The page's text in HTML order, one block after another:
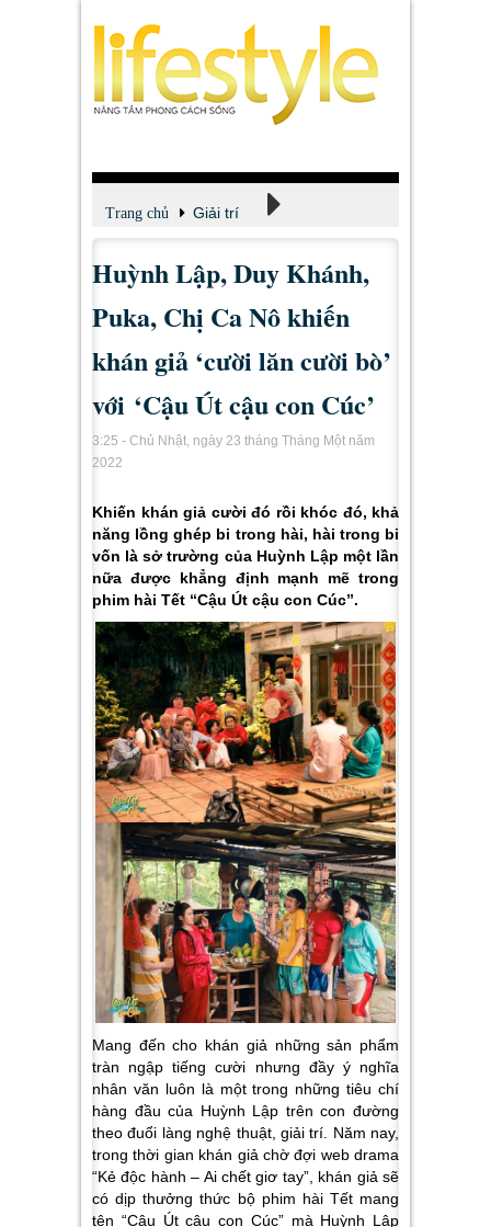
Trang chủ Giải trí
Xem - Nghe - Đọc
Huỳnh Lập, Duy Khánh,
Puka, Chị Ca Nô khiến
khán giả ‘cười lăn cười bò’
với ‘Cậu Út cậu con Cúc’
3:25 - Chủ Nhật, ngày 23 tháng Tháng Một năm
2022
Khiến khán giả cười đó rồi khóc đó, khả
năng lồng ghép bi trong hài, hài trong bi
vốn là sở trường của Huỳnh Lập một lần
nữa được khẳng định mạnh mẽ trong
phim hài Tết “Cậu Út cậu con Cúc”.
Mang đến cho khán giả những sản phẩm
tràn ngập tiếng cười nhưng đầy ý nghĩa
nhân văn luôn là một trong những tiêu chí
hàng đầu của Huỳnh Lập trên con đường
theo đuổi làng nghệ thuật, giải trí. Năm nay,
trong thời gian khán giả chờ đợi web drama
“Kẻ độc hành – Ai chết giơ tay”, khán giả sẽ
có dịp thưởng thức bộ phim hài Tết mang
tên “Cậu Út cậu con Cúc” mà Huỳnh Lập